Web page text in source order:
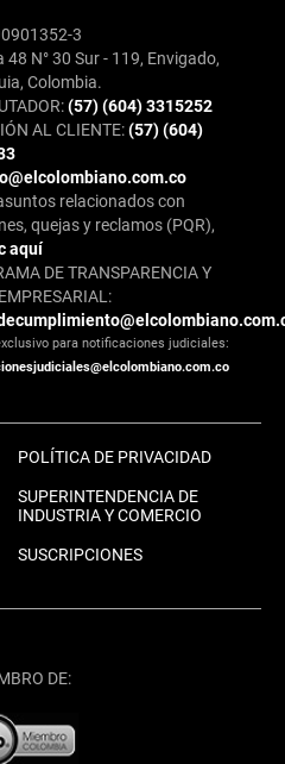
3
48 N° 30 Sur - 119, Envigado,
Colombia.
(57) (604) 3315252
AL CLIENTE:(57) (604)
relacionados con
quejas y reclamos (PQR),
aquí
DE TRANSPARENCIA Y
para notificaciones judiciales:
POLÍTICA DE PRIVACIDAD
SUPERINTENDENCIA DE
INDUSTRIA Y COMERCIO
SUSCRIPCIONES
DE: